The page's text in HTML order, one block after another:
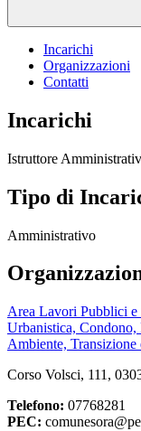
Incarichi
Organizzazioni
Contatti
Incarichi
Istruttore
Tipo di
Amministrativo
Area Lavori Pubblici
Urbanistica,
Ambiente, Transizione
Corso Volsci, 111,
Telefono: 07768281
PEC: